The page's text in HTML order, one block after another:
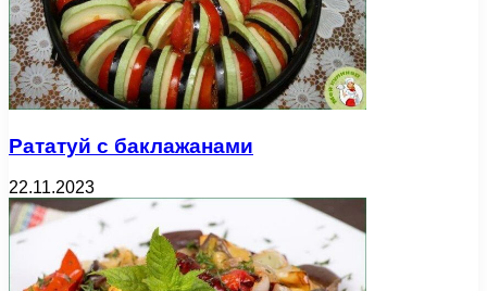
Рататуй с баклажанами
22.11.2023